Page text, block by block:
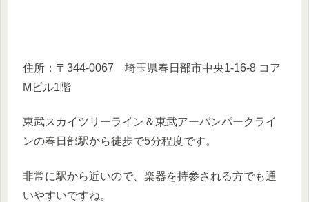
住所：〒344-0067 埼玉県春日部市中央1-16-8 コア
Mビル1階
東武スカイツリーライン＆東武アーバンパークライ
ンの春日部駅から徒歩で5分程度です。
非常に駅から近いので、楽器を持参される方でも通
いやすいですね。